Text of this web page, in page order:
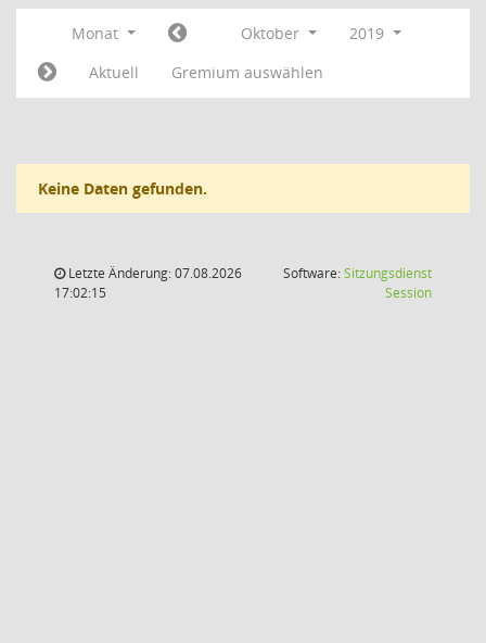
Monat Oktober
2019
Aktuell
Gremium auswählen
Keine Daten gefunden.
Letzte Änderung: 07.08.2026
17:02:15
Software:Sitzungsdienst
Session(Wird in